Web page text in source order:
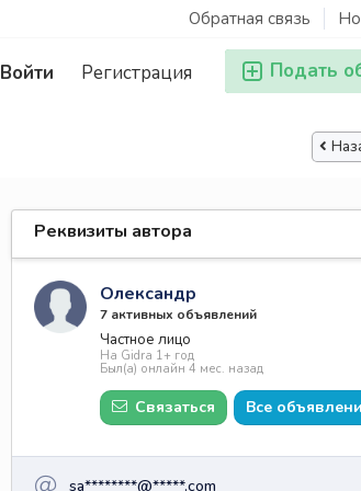
Обратная связь
Подать
Регистрация
Войти
Реквизиты автора
Олександр
7 активных объявлений
Частное лицо
На Gidra 1+ год
Был(а) онлайн 4 мес. назад
Связаться Все
sa********@*****.com